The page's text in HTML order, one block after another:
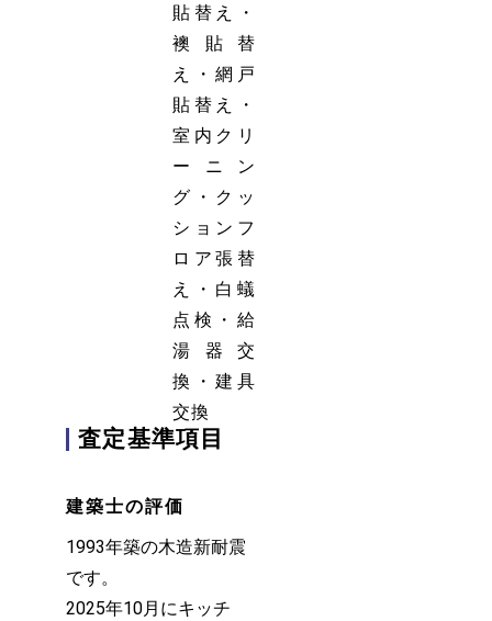
貼替え・
襖貼替
え・網戸
貼替え・
室内クリ
ーニン
グ・クッ
ションフ
ロア張替
え・白蟻
点検・給
湯器交
換・建具
交換
査定基準項目
建築士の評価
1993年築の木造新耐震
です。
2025年10月にキッチ